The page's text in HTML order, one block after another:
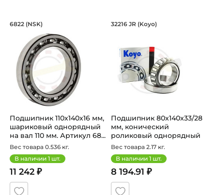
Подшипник 110х140х16 мм,
Шариковый однорядный подшипник 606 ZZMC3 E NSK
6822 (NSK)
Подшипник 110х140х16 мм,
шариковый однорядный
на вал 110 мм. Артикул 68...
Вес товара 0.536 кг.
В наличии 1 шт.
11 242 ₽
Подшипник
32216 JR (Koyo)
Подшипник 80х140х33/28
мм, конический
роликовый однорядный
на вал 80 мм...
Вес товара 2.17 кг.
В наличии 1 шт.
8 194.91 ₽